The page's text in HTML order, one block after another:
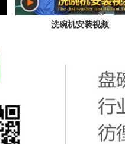
洗碗机安装视频